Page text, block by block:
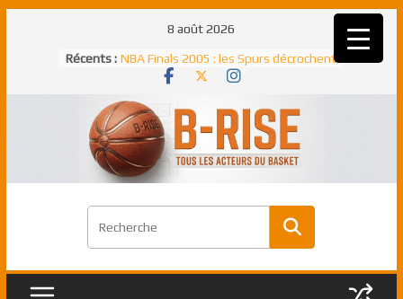
8 août 2026
Récents : NBA Finals 2005 : les Spurs décrochent
un troisième titre NBA, la rude bataille
NBA Finals 2021 : les Bucks et Giannis
Antetokounmpo triomphent, le Greek
Freek élu MVP
Shai Gilgeous-Alexander : son premier
match à plus de 40 points en NBA, le
Pau Gasol dans l’histoire en 2002 :
premier européen sacré Rookie de
Rudy Gobert, deuxième Français élu